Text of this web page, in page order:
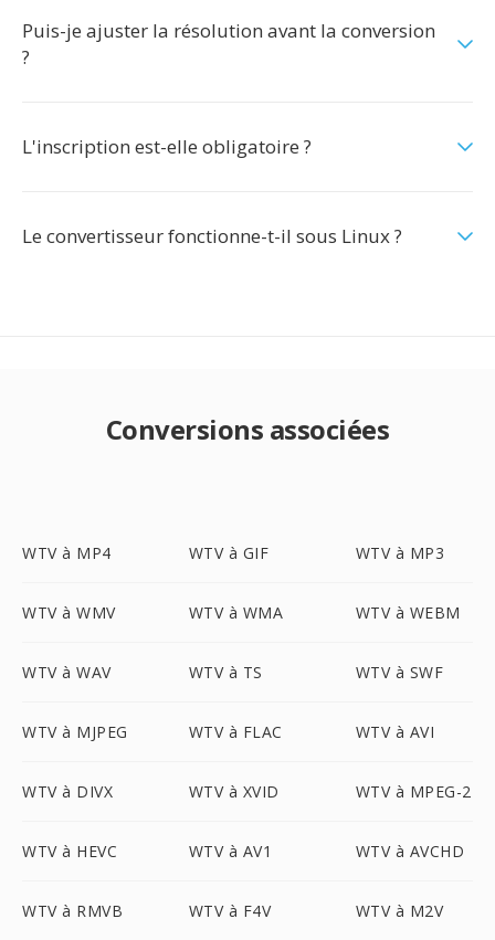
Puis-je ajuster la résolution avant la conversion
?
L'inscription est-elle obligatoire ?
Le convertisseur fonctionne-t-il sous Linux ?
Conversions associées
WTV à MP4 WTV à GIF WTV à MP3
WTV à WMV WTV à WMA WTV à WEBM
WTV à WAV WTV à TS WTV à SWF
WTV à MJPEG WTV à FLAC WTV à AVI
WTV à DIVX WTV à XVID WTV à MPEG-2
WTV à HEVC WTV à AV1 WTV à AVCHD
WTV à RMVB WTV à F4V WTV à M2V